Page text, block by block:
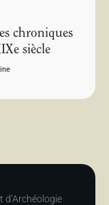
chroniques
siècle
d’Archéologie